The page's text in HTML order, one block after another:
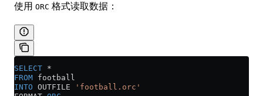
使用 ORC 格式读取数据：
SELECT *
FROM football
INTO OUTFILE
'football.orc'